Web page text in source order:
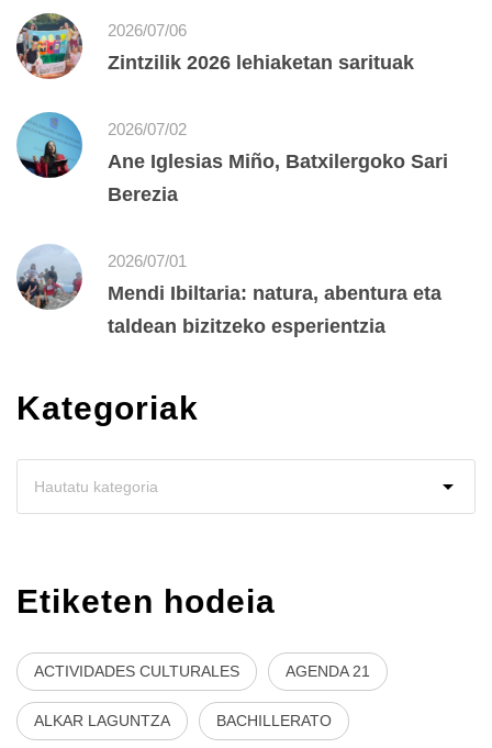
2026/07/06
Zintzilik 2026 lehiaketan sarituak
2026/07/02
Ane Iglesias Miño, Batxilergoko Sari
Berezia
2026/07/01
Mendi Ibiltaria: natura, abentura eta
taldean bizitzeko esperientzia
Kategoriak
Etiketen hodeia
ACTIVIDADES CULTURALES AGENDA 21
ALKAR LAGUNTZA BACHILLERATO